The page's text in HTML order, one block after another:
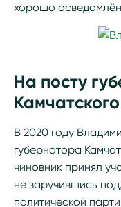
хорошо
На посту
В 2020 году
губернатора
чиновник принял
не заручившись
политической